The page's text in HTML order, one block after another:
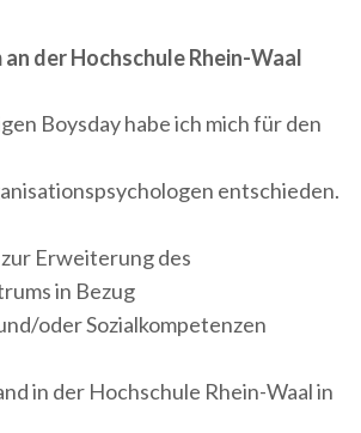
der Hochschule Rhein-Waal
Boysday habe ich mich für den
entschieden.
Erweiterung des
in Bezug
oder Sozialkompetenzen
in der Hochschule Rhein-Waal in